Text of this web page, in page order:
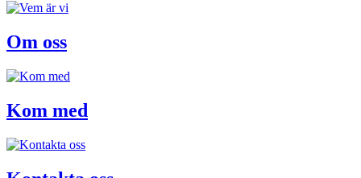
Om oss
Kom med